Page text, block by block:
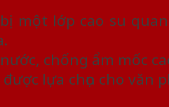
một lớp cao su
chống ẩm mốc
lựa chọn cho